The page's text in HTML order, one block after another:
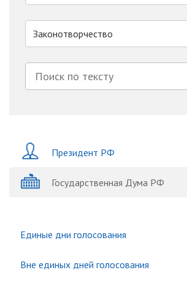
Законотворчество
Президент РФ
Государственная Дума РФ
Единые дни голосования
Вне единых дней голосования